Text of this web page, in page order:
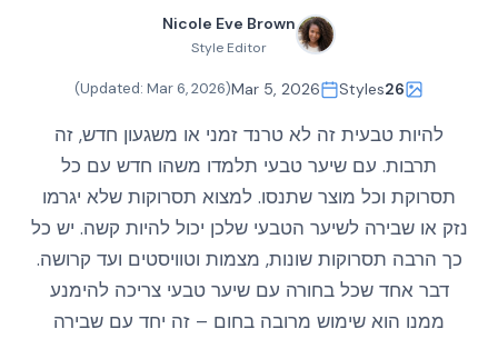
Nicole Eve Brown
Style Editor
26
Styles
Mar 5, 2026
(Updated:
Mar 6, 2026
)
להיות טבעית זה לא טרנד זמני או משגעון חדש, זה
תרבות. עם שיער טבעי תלמדו משהו חדש עם כל
תסרוקת וכל מוצר שתנסו. למצוא תסרוקות שלא יגרמו
נזק או שבירה לשיער הטבעי שלכן יכול להיות קשה. יש כל
כך הרבה תסרוקות שונות, מצמות וטוויסטים ועד קרושה.
דבר אחד שכל בחורה עם שיער טבעי צריכה להימנע
ממנו הוא שימוש מרובה בחום – זה יחד עם שבירה